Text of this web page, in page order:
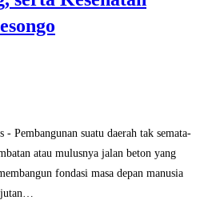
Pembangunan suatu daerah tak semata-
atau mulusnya jalan beton yang
fondasi masa depan manusia